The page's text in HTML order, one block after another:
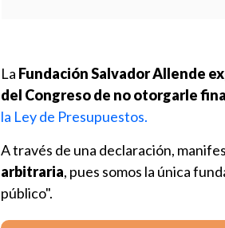
La Fundación Salvador Allende
del Congreso de no otorgarle
la Ley de Presupuestos.
A través de una declaración,
arbitraria, pues somos la única
público".